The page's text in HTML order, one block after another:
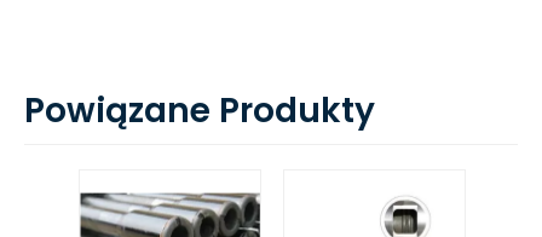
Powiązane Produkty